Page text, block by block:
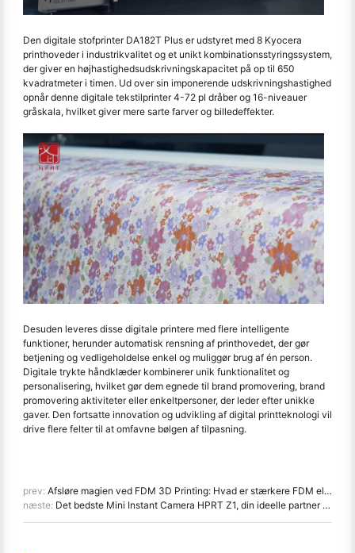
Den digitale stofprinter DA182T Plus er udstyret med 8 Kyocera
printhoveder i industrikvalitet og et unikt kombinationsstyringssystem,
der giver en højhastighedsudskrivningskapacitet på op til 650
kvadratmeter i timen. Ud over sin imponerende udskrivningshastighed
opnår denne digitale tekstilprinter 4-72 pl dråber og 16-niveauer
gråskala, hvilket giver mere sarte farver og billedeffekter.
Desuden leveres disse digitale printere med flere intelligente
funktioner, herunder automatisk rensning af printhovedet, der gør
betjening og vedligeholdelse enkel og muliggør brug af én person.
Digitale trykte håndklæder kombinerer unik funktionalitet og
personalisering, hvilket gør dem egnede til brand promovering, brand
promovering aktiviteter eller enkeltpersoner, der leder efter unikke
gaver. Den fortsatte innovation og udvikling af digital printteknologi vil
drive flere felter til at omfavne bølgen af tilpasning.
prev: Afsløre magien ved FDM 3D Printing: Hvad er stærkere FDM eller SLA?
næste: Det bedste Mini Instant Camera HPRT Z1, din ideelle partner til fest og rejser